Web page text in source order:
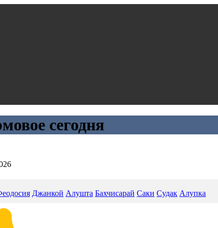
сегодня
Джанкой Алушта Бахчисарай Саки Судак Алупка